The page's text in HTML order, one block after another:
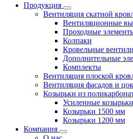
Продукция
Вентиляция скатной
Вентиляционные
Проходные
Колпаки
Кровельные
Дополнительные
Комплекты
Вентиляция плоской
Вентиляция фасадов и
Козырьки из
Усиленные козырьки
Козырьки 1500 мм
Козырьки 1200 мм
Компания